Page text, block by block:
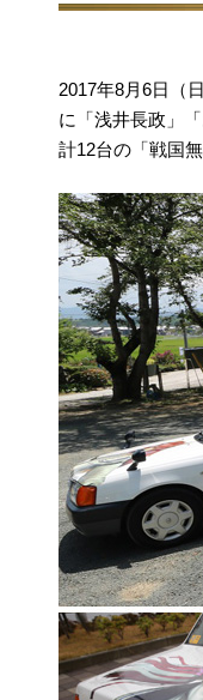
2017年8月6日（
に「浅井長政」
計12台の「戦国